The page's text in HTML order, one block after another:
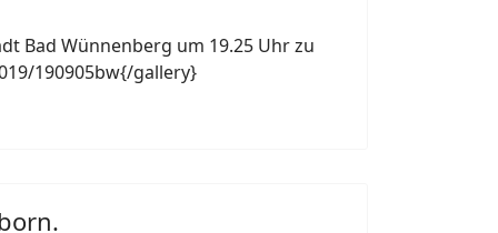
Bad Wünnenberg um 19.25 Uhr zu
190905bw{/gallery}